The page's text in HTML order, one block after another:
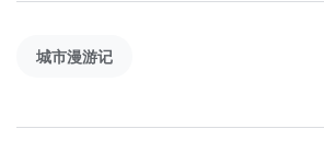
城市漫游记